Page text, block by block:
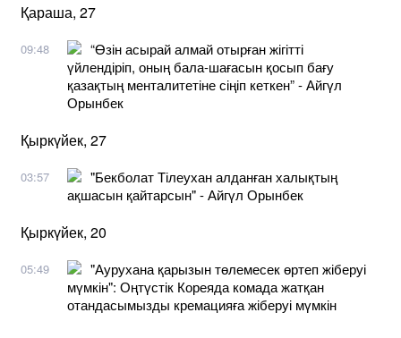
Қараша, 27
09:48
“Өзін асырай алмай отырған жігітті
үйлендіріп, оның бала-шағасын қосып бағу
қазақтың менталитетіне сіңіп кеткен” - Айгүл
Орынбек
Қыркүйек, 27
03:57
"Бекболат Тілеухан алданған халықтың
ақшасын қайтарсын" - Айгүл Орынбек
Қыркүйек, 20
05:49
"Аурухана қарызын төлемесек өртеп жіберуі
мүмкін": Оңтүстік Кореяда комада жатқан
отандасымызды кремацияға жіберуі мүмкін